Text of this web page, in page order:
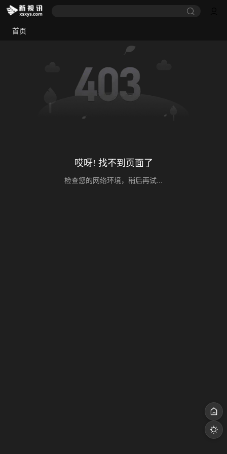
首页
哎呀! 找不到页面了
检查您的网络环境，稍后再试...